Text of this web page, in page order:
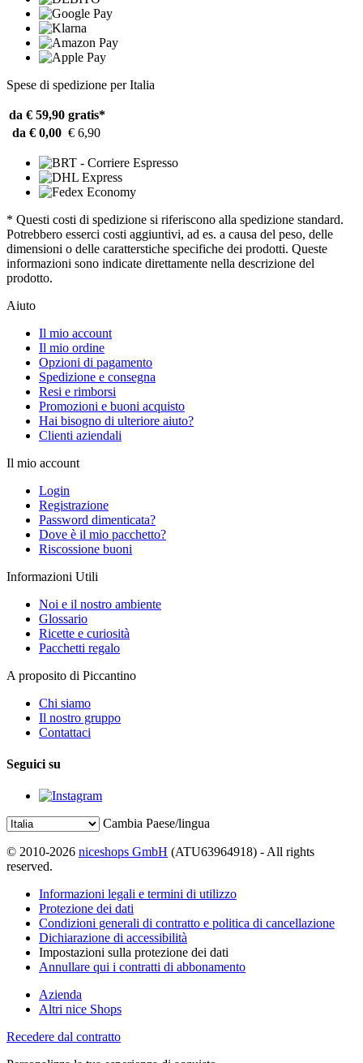
Spese di spedizione per Italia
da € 59,90 gratis*
da € 0,00 € 6,90
* Questi costi di spedizione si riferiscono alla spedizione standard.
Potrebbero esserci costi aggiuntivi, ad es. a causa del peso, delle
dimensioni o delle caratterstiche specifiche dei prodotti. Queste
informazioni sono indicate direttamente nella descrizione del
prodotto.
Aiuto
Il mio account
Il mio ordine
Opzioni di pagamento
Spedizione e consegna
Resi e rimborsi
Promozioni e buoni acquisto
Hai bisogno di ulteriore aiuto?
Clienti aziendali
Il mio account
Login
Registrazione
Password dimenticata?
Dove è il mio pacchetto?
Riscossione buoni
Informazioni Utili
Noi e il nostro ambiente
Glossario
Ricette e curiosità
Pacchetti regalo
A proposito di Piccantino
Chi siamo
Il nostro gruppo
Contattaci
Seguici su
Cambia Paese/lingua
© 2010-2026 niceshops GmbH (ATU63964918) - All rights
reserved.
Informazioni legali e termini di utilizzo
Protezione dei dati
Condizioni generali di contratto e politica di cancellazione
Dichiarazione di accessibilità
Impostazioni sulla protezione dei dati
Annullare qui i contratti di abbonamento
Azienda
Altri nice Shops
Recedere dal contratto